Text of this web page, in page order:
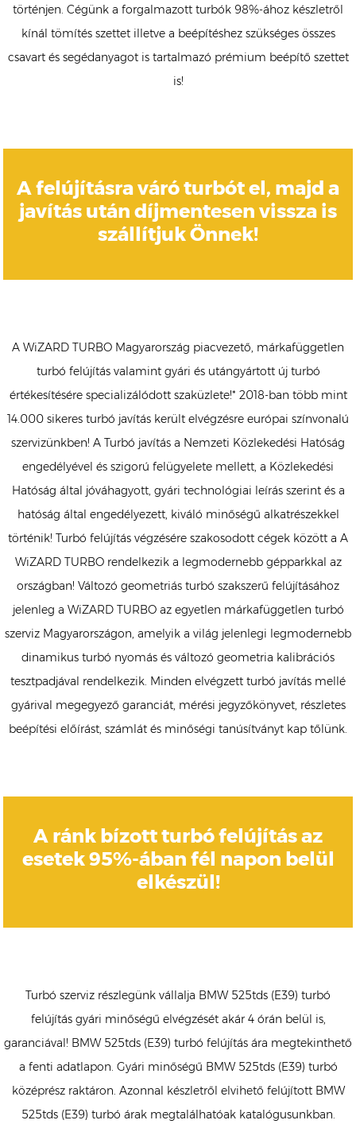
történjen. Cégünk a forgalmazott turbók 98%-ához készletről
kínál tömítés szettet illetve a beépítéshez szükséges összes
csavart és segédanyagot is tartalmazó prémium beépítő szettet
is!
A felújításra váró turbót el, majd a
javítás után díjmentesen vissza is
szállítjuk Önnek!
A WiZARD TURBO Magyarország piacvezető, márkafüggetlen
turbó felújítás valamint gyári és utángyártott új turbó
értékesítésére specializálódott szaküzlete!* 2018-ban több mint
14.000 sikeres turbó javítás került elvégzésre európai színvonalú
szervizünkben! A Turbó javítás a Nemzeti Közlekedési Hatóság
engedélyével és szigorú felügyelete mellett, a Közlekedési
Hatóság által jóváhagyott, gyári technológiai leírás szerint és a
hatóság által engedélyezett, kiváló minőségű alkatrészekkel
történik! Turbó felújítás végzésére szakosodott cégek között a A
WiZARD TURBO rendelkezik a legmodernebb gépparkkal az
országban! Változó geometriás turbó szakszerű felújításához
jelenleg a WiZARD TURBO az egyetlen márkafüggetlen turbó
szerviz Magyarországon, amelyik a világ jelenlegi legmodernebb
dinamikus turbó nyomás és változó geometria kalibrációs
tesztpadjával rendelkezik. Minden elvégzett turbó javítás mellé
gyárival megegyező garanciát, mérési jegyzőkönyvet, részletes
beépítési előírást, számlát és minőségi tanúsítványt kap tőlünk.
A ránk bízott turbó felújítás az
esetek 95%-ában fél napon belül
elkészül!
Turbó szerviz részlegünk vállalja BMW 525tds (E39) turbó
felújítás gyári minőségű elvégzését akár 4 órán belül is,
garanciával! BMW 525tds (E39) turbó felújítás ára megtekinthető
a fenti adatlapon. Gyári minőségű BMW 525tds (E39) turbó
középrész raktáron. Azonnal készletről elvihető felújított BMW
525tds (E39) turbó árak megtalálhatóak katalógusunkban.